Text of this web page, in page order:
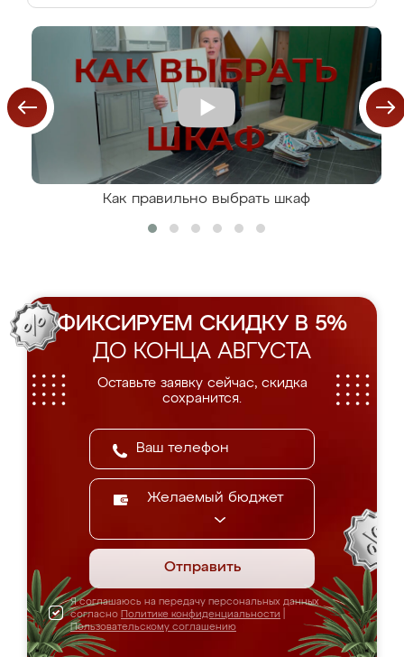
Как правильно выбрать шкаф
ФИКСИРУЕМ СКИДКУ В 5%
ДО КОНЦА АВГУСТА
Оставьте заявку сейчас, скидка
сохранится.
Желаемый бюджет
Отправить
Я соглашаюсь на передачу персональных данных
согласно Политике конфиденциальности
Пользовательскому соглашению